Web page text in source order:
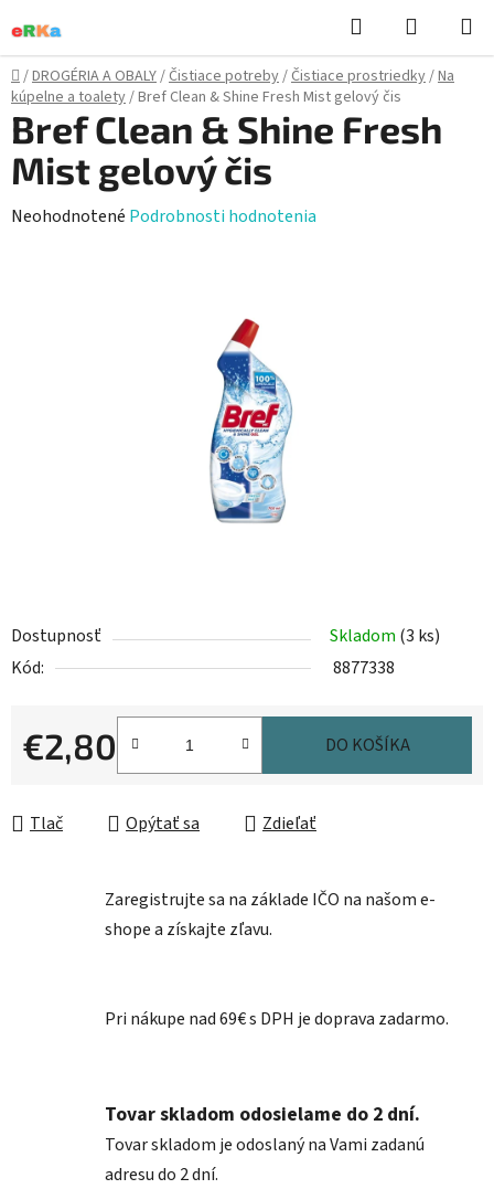
na
obsah
Hľadať
KOŠÍK
Domov
/DROGÉRIA A OBALY/Čistiace potreby/Čistiace prostriedky/Na
kúpelne a toalety/Bref Clean & Shine Fresh Mist gelový čis
Dostupnosť Skladom (3 ks)
Kód:
8877338
€2,80
Jednotková cena:
DO KOŠÍKA
Tlač Opýtať sa Zdieľať
Bref Clean & Shine Fresh
Mist gelový čis
Priemerné
Neohodnotené Podrobnosti hodnotenia
Zaregistrujte sa na základe IČO na našom e-
shope a získajte zľavu.
Pri nákupe nad 69€ s DPH je doprava zadarmo.
Tovar skladom odosielame do 2 dní.
Tovar skladom je odoslaný na Vami zadanú
adresu do 2 dní.